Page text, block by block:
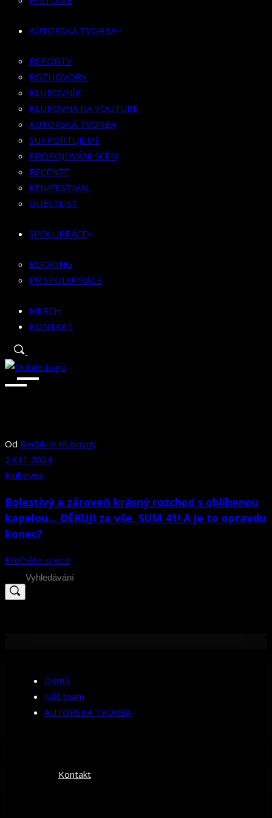
KLUBOVNA NA YOUTUBE
SUPPORTUJEME
PROPOJOVÁNÍ SCÉN
RECENZE
KFN/FESTIVAL
GUESTLIST
SPOLUPRÁCE
BOOKING
PR SPOLUPRÁCE
MERCH
AUTORSKÁ TVORBA
REPORTY
ROZHOVORY
KLUBOVNÍK
KLUBOVNA NA YOUTUBE
AUTORSKÁ TVORBA
SUPPORTUJEME
PROPOJOVÁNÍ SCÉN
RECENZE
KFN/FESTIVAL
GUESTLIST
SPOLUPRÁCE
BOOKING
PR SPOLUPRÁCE
MERCH
KONTAKT
Od Redakce Klubovny
24.11.2024
Klubovna
Bolestivý a zároveň krásný rozchod s oblíbenou
kapelou… DĚKUJI za vše, SUM 41! A je to opravdu
konec?
Přečtěte si více
Search
for:
Domů
Náš team
AUTORSKÁ TVORBA
Kontakt